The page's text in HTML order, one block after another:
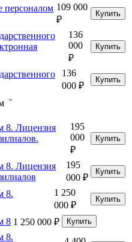
персоналом 109 000
₽
Купить
136
000
₽
Купить
136
000 ₽
Купить
8. Лицензия
195
000
₽
Купить
8. Лицензия
195
000 ₽
Купить
8.
1 250
000 ₽
Купить
8 1 250 000 ₽ Купить
8.